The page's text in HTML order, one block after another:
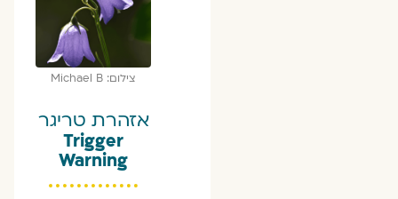
צילום: Michael B
אזהרת טריגר
Trigger
Warning